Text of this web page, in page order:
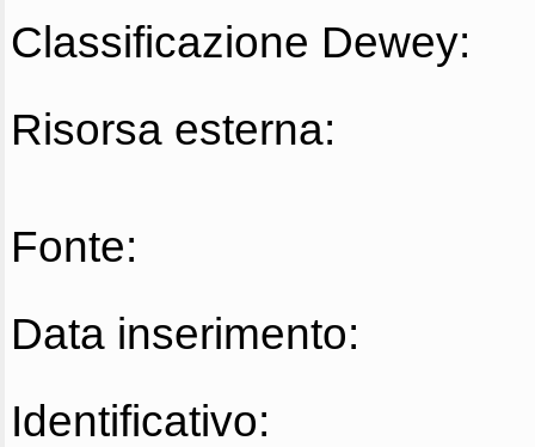
Classificazione Dewey:
Risorsa esterna:
Fonte:
Data inserimento:
Identificativo: